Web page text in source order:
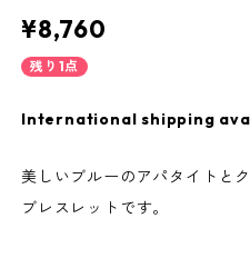
¥8,760
残り1点
International shipping
美しいブルーのアパタイトと
ブレスレットです。